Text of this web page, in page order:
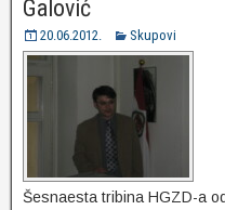
Galović
20.06.2012. Skupovi
Šesnaesta tribina HGZD-a